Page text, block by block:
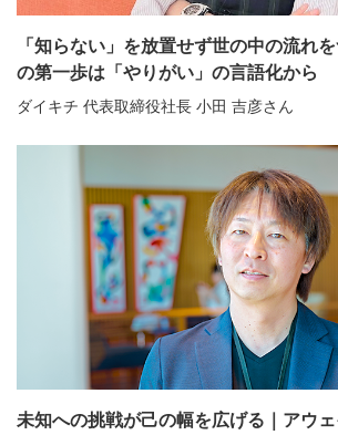
「知らない」を放置せず世の中の流れ
の第一歩は「やりがい」の言語化から
ダイキチ 代表取締役社長 小田 吉彦さん
未知への挑戦が己の幅を広げる｜アウ